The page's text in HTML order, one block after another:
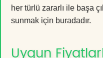
her türlü zararlı ile başa
sunmak için buradadır.
Uygun